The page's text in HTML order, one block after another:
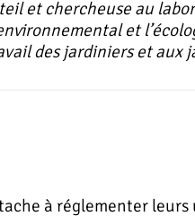
et chercheuse au
et
des jardiniers et aux
à réglementer leurs